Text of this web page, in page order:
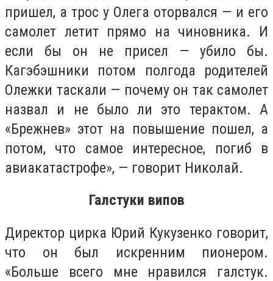
пришел, а трос у Олега оторвался — и его
самолет летит прямо на чиновника. И
если бы он не присел — убило бы.
Кагэбэшники потом полгода родителей
Олежки таскали — почему он так самолет
назвал и не было ли это терактом. А
«Брежнев» этот на повышение пошел, а
потом, что самое интересное, погиб в
авиакатастрофе», — говорит Николай.
Галстуки випов
Директор цирка Юрий Кукузенко говорит,
что он был искренним пионером.
«Больше всего мне нравился галстук.